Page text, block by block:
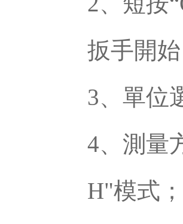
扳手開始
3、單
4、測
H"模式；